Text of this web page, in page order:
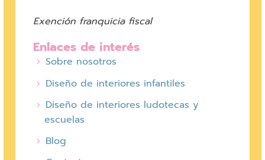
Exención franquicia fiscal
Enlaces de interés
Sobre nosotros
Diseño de interiores infantiles
Diseño de interiores ludotecas y
escuelas
Blog